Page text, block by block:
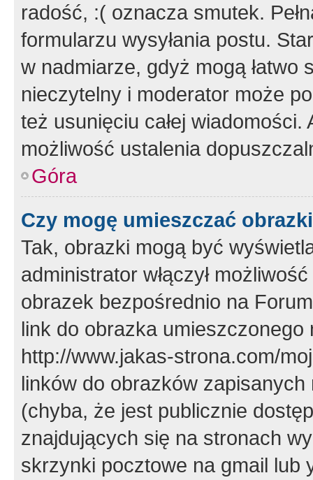
radość, :( oznacza smutek.
formularzu wysyłania postu.
w nadmiarze, gdyż mogą
nieczytelny i moderator może
też usunięciu całej
możliwość ustalenia
Góra
Czy mogę umieszczać
Tak, obrazki mogą być
administrator włączył
obrazek bezpośrednio na
link do obrazka
http://www.jakas-strona.com/
linków do obrazków
(chyba, że jest publicznie
znajdujących się na stronach
skrzynki pocztowe na gmail lub